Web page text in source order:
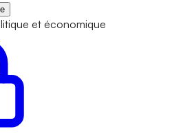
et économique